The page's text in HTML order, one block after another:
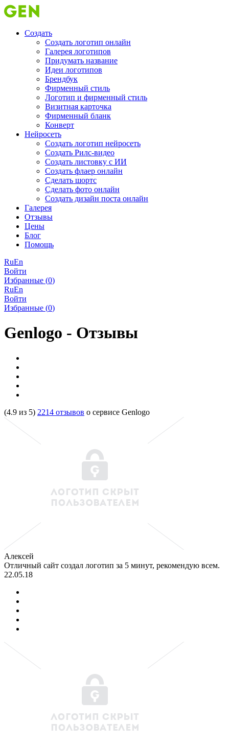
Создать
Создать логотип онлайн
Галерея логотипов
Придумать название
Идеи логотипов
Брендбук
Фирменный стиль
Логотип и фирменный стиль
Визитная карточка
Фирменный бланк
Конверт
Нейросеть
Создать логотип нейросеть
Создать Рилс-видео
Создать листовку с ИИ
Создать флаер онлайн
Cделать шортс
Сделать фото онлайн
Создать дизайн поста онлайн
Галерея
Отзывы
Цены
Блог
Помощь
RuEn
Войти
Избранные (0)
RuEn
Войти
Избранные (0)
Genlogo - Отзывы
(4.9 из 5) 2214 отзывов о сервисе Genlogo
Алексей
Отличный сайт создал логотип за 5 минут, рекомендую всем.
22.05.18